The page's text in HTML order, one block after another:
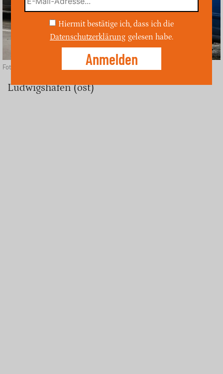
Foto: Depositphotos
Ludwigshafen (ost)
Hiermit bestätige ich, dass ich die
Datenschutzerklärung gelesen habe.